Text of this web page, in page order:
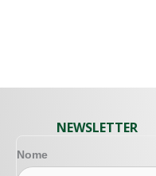
NEWSLETTER
Nome